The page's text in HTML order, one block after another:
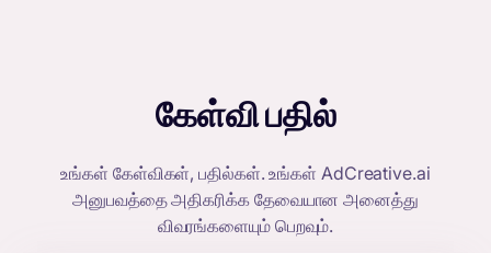
கேள்வி பதில்
உங்கள் கேள்விகள், பதில்கள். உங்கள் AdCreative.ai
அனுபவத்தை அதிகரிக்க தேவையான அனைத்து
விவரங்களையும் பெறவும்.